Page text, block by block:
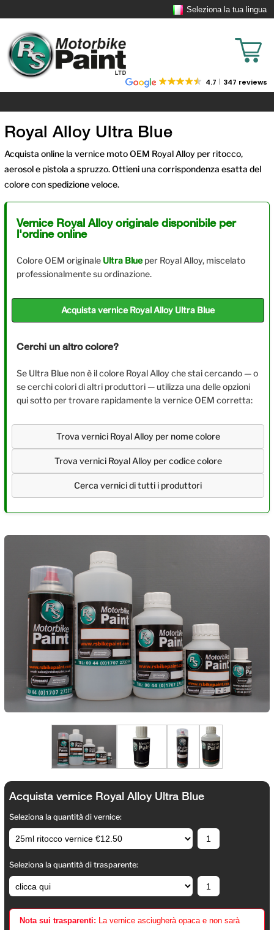
Seleziona la tua lingua
4.7 347 reviews
Royal Alloy Ultra Blue
Acquista online la vernice moto OEM Royal Alloy per ritocco,
aerosol e pistola a spruzzo. Ottieni una corrispondenza esatta del
colore con spedizione veloce.
Vernice Royal Alloy originale disponibile per
l'ordine online
Colore OEM originale Ultra Blueper Royal Alloy, miscelato
professionalmente su ordinazione.
Acquista vernice Royal Alloy Ultra Blue
Cerchi un altro colore?
Se Ultra Blue non è il colore Royal Alloy che stai cercando — o
se cerchi colori di altri produttori — utilizza una delle opzioni
qui sotto per trovare rapidamente la vernice OEM corretta:
Trova vernici Royal Alloy per nome colore
Trova vernici Royal Alloy per codice colore
Cerca vernici di tutti i produttori
Acquista vernice Royal Alloy Ultra Blue
Seleziona la quantità di vernice:
Seleziona la quantità di trasparente:
Nota sui trasparenti: La vernice asciugherà opaca e non sarà